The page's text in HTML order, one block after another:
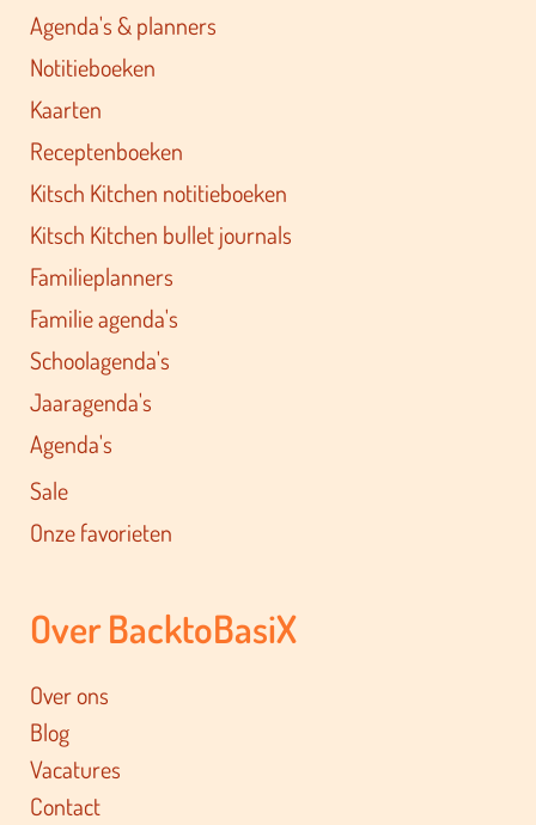
Agenda's & planners
Notitieboeken
Kaarten
Receptenboeken
Kitsch Kitchen notitieboeken
Kitsch Kitchen bullet journals
Familieplanners
Familie agenda's
Schoolagenda's
Jaaragenda's
Agenda's
Sale
Onze favorieten
Over BacktoBasiX
Over ons
Blog
Vacatures
Contact